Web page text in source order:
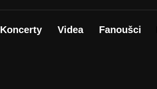
Koncerty Videa Fanoušci